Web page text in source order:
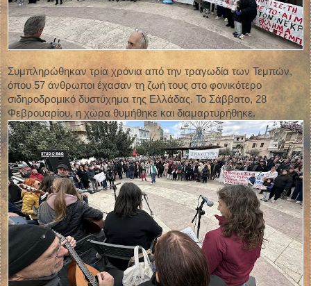
Συμπληρώθηκαν τρία χρόνια από την τραγωδία των Τεμπών,
όπου 57 άνθρωποι έχασαν τη ζωή τους στο φονικότερο
σιδηροδρομικό δυστύχημα της Ελλάδας. Το Σάββατο, 28
Φεβρουαρίου, η χώρα θυμήθηκε και διαμαρτυρήθηκε.